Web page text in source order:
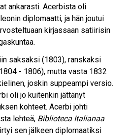
ankarasti. Acerbista oli
diplomaatti, ja hän joutui
kirjassaan satiirisin
saksaksi (1803), ranskaksi
- 1806), mutta vasta 1832
joskin suppeampi versio.
oli jo kuitenkin jättänyt
kohteet. Acerbi johti
lehteä, Biblioteca Italianaa
sen jälkeen diplomaatiksi